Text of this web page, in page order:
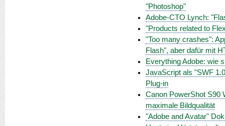
"Photoshop"
Adobe-CTO Lynch:
"Products related to
"Too many crashes":
Flash", aber dafür mit
Everything Adobe: wie
JavaScript als "SWF
Plug-in
Canon PowerShot S90
maximale Bildqualität
"Adobe and Avatar"